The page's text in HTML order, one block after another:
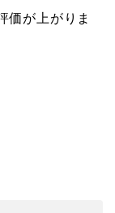
価が上がりま